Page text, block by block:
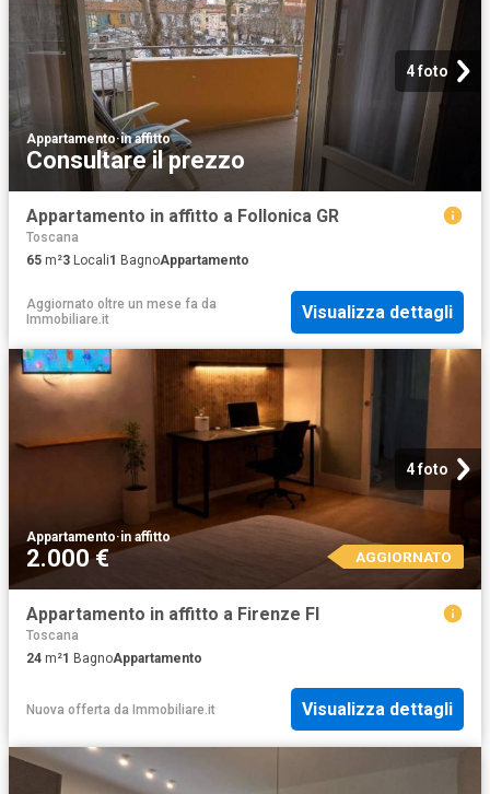
4 foto
Appartamento·in affitto
Consultare il prezzo
Appartamento in affitto a Follonica GR
Toscana
65 m²3 Locali1 BagnoAppartamento
Aggiornato oltre un mese fa da
Immobiliare.it
Visualizza dettagli
4 foto
Appartamento·in affitto
2.000 € AGGIORNATO
Appartamento in affitto a Firenze FI
Toscana
24 m²1 BagnoAppartamento
Nuova offerta da Immobiliare.it Visualizza dettagli